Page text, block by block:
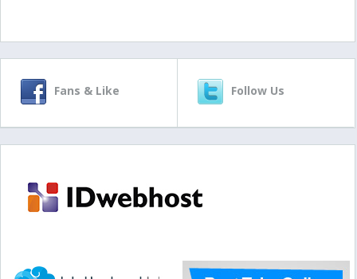
Fans & Like Follow Us